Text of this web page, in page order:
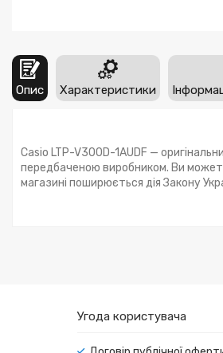
Опис Характеристики
Casio LTP-V300D-1AUDF —
передбаченою виробником. Ви
магазині поширюється дія Закону
Угода користувача